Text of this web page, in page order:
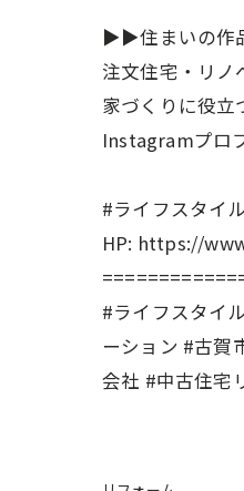
▶▶住まいの作
注文住宅・リノ
家づくりに役
Instagramプロ
#ライフスタ
HP: https://
#ライフスタイ
ーション #古賀
会社 #中古住宅